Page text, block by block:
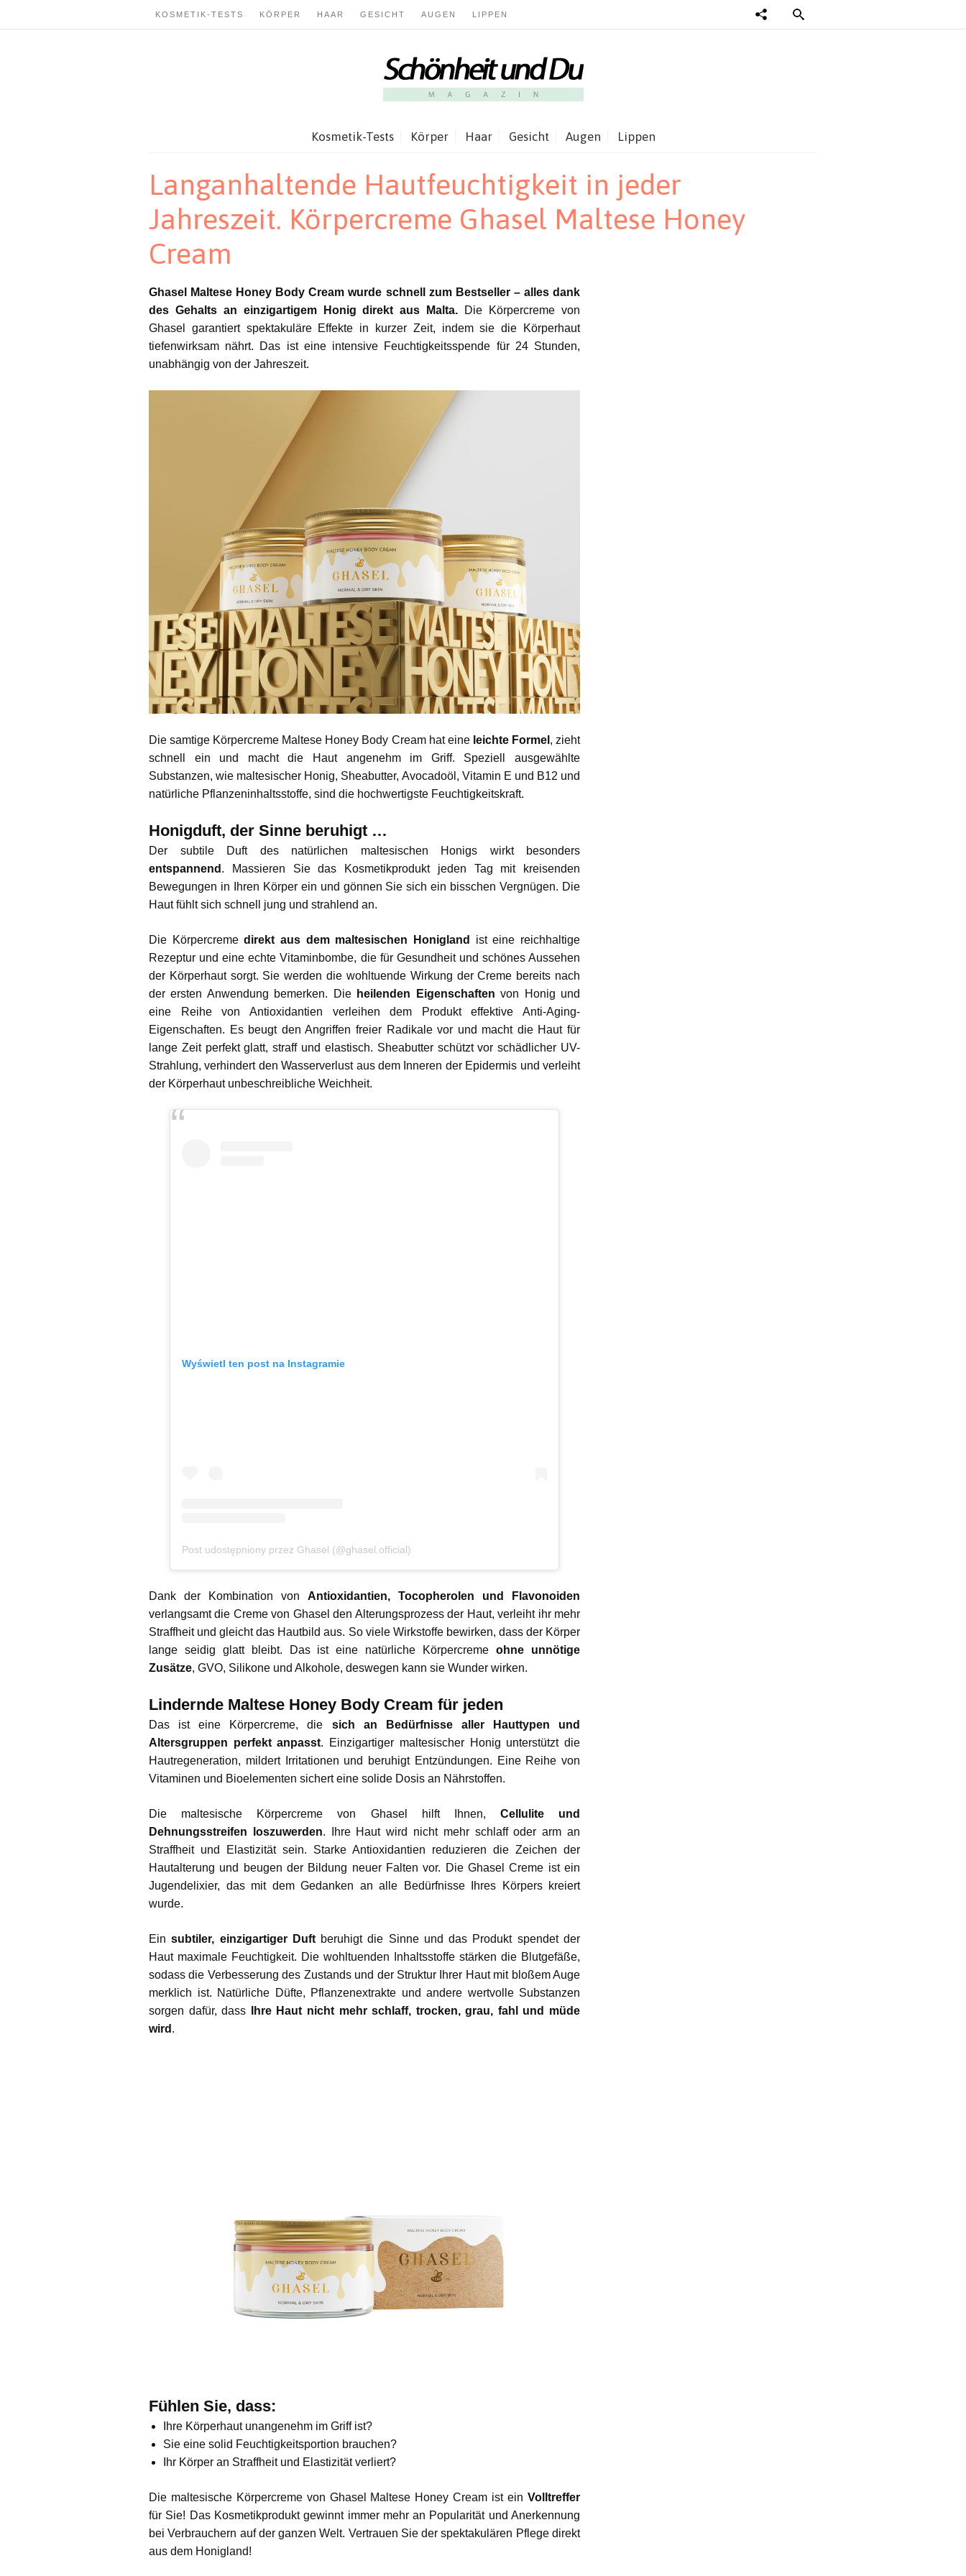
KOSMETIK-TESTS KÖRPER HAAR GESICHT AUGEN LIPPEN
Kosmetik-Tests Körper Haar Gesicht Augen Lippen
Langanhaltende Hautfeuchtigkeit in jeder
Jahreszeit. Körpercreme Ghasel Maltese Honey
Cream
Ghasel Maltese Honey Body Cream wurde schnell zum Bestseller – alles dank
des Gehalts an einzigartigem Honig direkt aus Malta. Die Körpercreme von
Ghasel garantiert spektakuläre Effekte in kurzer Zeit, indem sie die Körperhaut
tiefenwirksam nährt. Das ist eine intensive Feuchtigkeitsspende für 24 Stunden,
unabhängig von der Jahreszeit.
Die samtige Körpercreme Maltese Honey Body Cream hat eine leichte Formel , zieht
schnell ein und macht die Haut angenehm im Griff. Speziell ausgewählte
Substanzen, wie maltesischer Honig, Sheabutter, Avocadoöl, Vitamin E und B12 und
natürliche Pflanzeninhaltsstoffe, sind die hochwertigste Feuchtigkeitskraft.
Honigduft, der Sinne beruhigt …
Der subtile Duft des natürlichen maltesischen Honigs wirkt besonders
entspannend . Massieren Sie das Kosmetikprodukt jeden Tag mit kreisenden
Bewegungen in Ihren Körper ein und gönnen Sie sich ein bisschen Vergnügen. Die
Haut fühlt sich schnell jung und strahlend an.
Die Körpercremedirekt aus dem maltesischen Honigland
ist eine reichhaltige
Rezeptur und eine echte Vitaminbombe, die für Gesundheit und schönes Aussehen
der Körperhaut sorgt. Sie werden die wohltuende Wirkung der Creme bereits nach
der ersten Anwendung bemerken. Die heilenden Eigenschaften von Honig und
eine Reihe von Antioxidantien verleihen dem Produkt effektive Anti-Aging-
Eigenschaften. Es beugt den Angriffen freier Radikale vor und macht die Haut für
lange Zeit perfekt glatt, straff und elastisch. Sheabutter schützt vor schädlicher UV-
Strahlung, verhindert den Wasserverlust aus dem Inneren der Epidermis und verleiht
der Körperhaut unbeschreibliche Weichheit.
Wyświetl ten post na Instagramie
Post udostępniony przez Ghasel (@ghasel.official)
Dank der Kombination von Antioxidantien, Tocopherolen und Flavonoiden
verlangsamt die Creme von Ghasel den Alterungsprozess der Haut, verleiht ihr mehr
Straffheit und gleicht das Hautbild aus. So viele Wirkstoffe bewirken, dass der Körper
lange seidig glatt bleibt. Das ist eine natürliche Körpercremeohne unnötige
Zusätze, GVO, Silikone und Alkohole, deswegen kann sie Wunder wirken.
Lindernde Maltese Honey Body Cream für jeden
Das ist eine Körpercreme, die sich an Bedürfnisse aller Hauttypen und
Altersgruppen perfekt anpasst. Einzigartiger maltesischer Honig unterstützt die
Hautregeneration, mildert Irritationen und beruhigt Entzündungen. Eine Reihe von
Vitaminen und Bioelementen sichert eine solide Dosis an Nährstoffen.
Die maltesische Körpercreme von Ghasel hilft Ihnen, Cellulite und
Dehnungsstreifen loszuwerden. Ihre Haut wird nicht mehr schlaff oder arm an
Straffheit und Elastizität sein. Starke Antioxidantien reduzieren die Zeichen der
Hautalterung und beugen der Bildung neuer Falten vor. Die Ghasel Creme ist ein
Jugendelixier, das mit dem Gedanken an alle Bedürfnisse Ihres Körpers kreiert
wurde.
Einsubtiler, einzigartiger Duftberuhigt die Sinne und das Produkt spendet der
Haut maximale Feuchtigkeit. Die wohltuenden Inhaltsstoffe stärken die Blutgefäße,
sodass die Verbesserung des Zustands und der Struktur Ihrer Haut mit bloßem Auge
merklich ist. Natürliche Düfte, Pflanzenextrakte und andere wertvolle Substanzen
sorgen dafür, dass
Ihre Haut nicht mehr schlaff, trocken, grau, fahl und müde
wird .
Fühlen Sie, dass:
Ihre Körperhaut unangenehm im Griff ist?
Sie eine solid Feuchtigkeitsportion brauchen?
Ihr Körper an Straffheit und Elastizität verliert?
Die maltesische Körpercreme von Ghasel Maltese Honey Cream ist ein Volltreffer
für Sie! Das Kosmetikprodukt gewinnt immer mehr an Popularität und Anerkennung
bei Verbrauchern auf der ganzen Welt. Vertrauen Sie der spektakulären Pflege direkt
aus dem Honigland!